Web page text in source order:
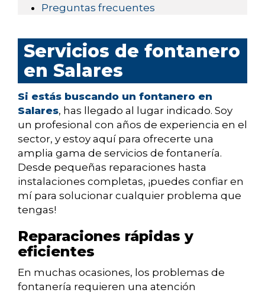
Preguntas frecuentes
Servicios de fontanero
en Salares
Si estás buscando un fontanero en
Salares, has llegado al lugar indicado. Soy
un profesional con años de experiencia en el
sector, y estoy aquí para ofrecerte una
amplia gama de servicios de fontanería.
Desde pequeñas reparaciones hasta
instalaciones completas, ¡puedes confiar en
mí para solucionar cualquier problema que
tengas!
Reparaciones rápidas y
eficientes
En muchas ocasiones, los problemas de
fontanería requieren una atención